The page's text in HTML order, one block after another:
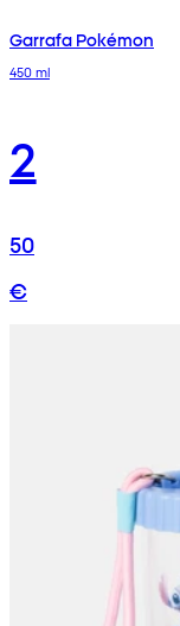
Garrafa Pokémon
450 ml
2
50
€